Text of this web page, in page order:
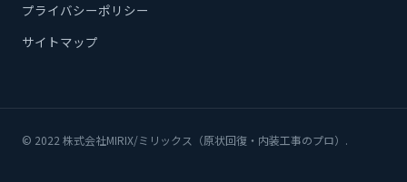
プライバシーポリシー
サイトマップ
© 2022 株式会社MIRIX/ミリックス（原状回復・内装工事のプロ）.